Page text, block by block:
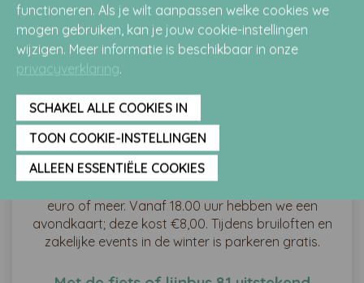
Parkeren
Wil je ons bezoeken en kom je met de
auto?
Dan kun je parkeren op de parkeerplaats van de
camping, mits er beschikbaarheid is. Een
parkeerkaart kost €13, en daarmee krijg je €5
euro of meer. Vanaf 18.00 uur hebben we een
avondkaart; deze kost €8,00. Tijdens bruiloften en
zakelijke events in de winter is parkeren gratis.
functioneren. Als je wilt aanpassen welke cookies we
mogen gebruiken, kan je jouw cookie-instellingen
wijzigen. Meer informatie is beschikbaar in onze
privacyverklaring.
SCHAKEL ALLE COOKIES IN
TOON COOKIE-INSTELLINGEN
ALLEEN ESSENTIËLE COOKIES